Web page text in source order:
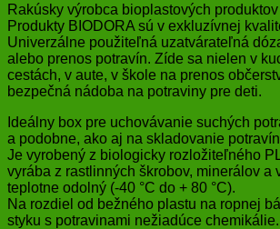
Rakúsky výrobca bioplastových
Produkty BIODORA sú v exkluzívnej
Univerzálne použiteľná uzatvárateľná
alebo prenos potravín. Zíde sa nielen v
cestách, v aute, v škole na prenos
bezpečná nádoba na potraviny pre deti.
Ideálny box pre uchovávanie suchých
a podobne, ako aj na skladovanie
Je vyrobený z biologicky rozložiteľného
vyrába z rastlinných škrobov, minerálov a
teplotne odolný (-40 °C do + 80 °C).
Na rozdiel od bežného plastu na ropnej
styku s potravinami nežiadúce chemikálie.